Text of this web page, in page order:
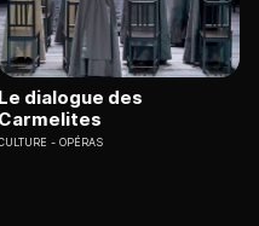
Le dialogue des
Carmelites
OPÉRAS